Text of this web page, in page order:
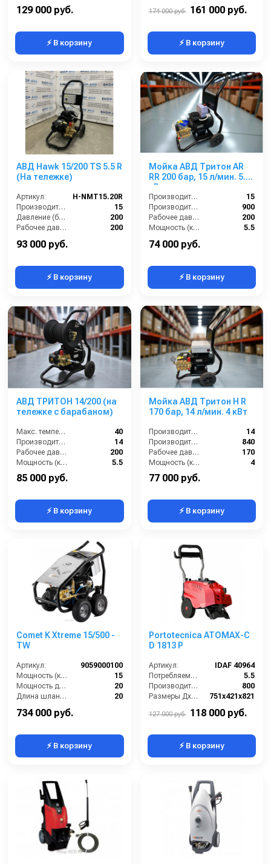
129 000 руб.
⚡ В корзину
174 000 руб. 161 000 руб.
⚡ В корзину
АВД Hawk 15/200 TS 5.5 R
(На тележке)
Артикул:
H-NMT15.20R
Производительность (л/мин):
15
Давление (бар):
200
Рабочее давление (бар):
200
Мощность (кВт):
93 000 руб.
⚡ В корзину
Мойка АВД Тритон AR
RR 200 бар, 15 л/мин. 5.5
кВт
Производительность (л/мин):
15
Производительность (л/ч):
900
Рабочее давление (бар):
200
Мощность (кВт):
5.5
74 000 руб.
⚡ В корзину
АВД ТРИТОН 14/200 (на
тележке с барабаном)
Макс. температура воды (°C):
40
Производительность (л/мин):
14
Рабочее давление (бар):
200
Мощность (кВт):
5.5
85 000 руб.
⚡ В корзину
Мойка АВД Тритон H R
170 бар, 14 л/мин. 4 кВт
Производительность (л/мин):
14
Производительность (л/ч):
840
Рабочее давление (бар):
170
Мощность (кВт):
4
77 000 руб.
⚡ В корзину
Comet K Xtreme 15/500 -
TW
Артикул:
9059000100
Мощность (кВт):
15
Мощность двигателя (лс):
20
Длина шланга ВД (м):
20
734 000 руб.
⚡ В корзину
Portotecnica ATOMAX-C
D 1813 P
Артикул:
IDAF 40964
Потребляемая мощность (Вт):
5.5
Производительность (л/ч):
800
Размеры ДхШхВ (мм):
751х421х821
127 000 руб. 118 000 руб.
⚡ В корзину